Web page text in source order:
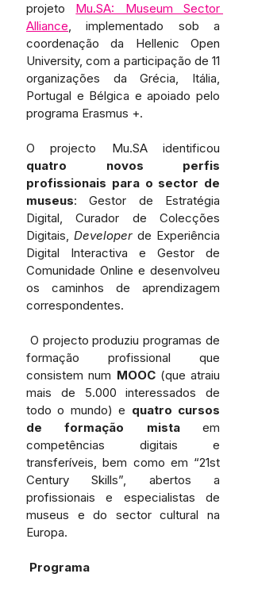
projeto Mu.SA: Museum Sector
Alliance, implementado sob a
coordenação da Hellenic Open
University, com a participação de 11
organizações da Grécia, Itália,
Portugal e Bélgica e apoiado pelo
programa Erasmus +.
quatro novos perfis
profissionais para o sector de
museus: Gestor de Estratégia
Digital, Curador de Colecções
Digitais, Developer de Experiência
Digital Interactiva e Gestor de
Comunidade Online e desenvolveu
os caminhos de aprendizagem
correspondentes.
formação profissional que
consistem num MOOC (que atraiu
mais de 5.000 interessados de
todo o mundo) e quatro cursos
de formação mista em
competências digitais e
transferíveis, bem como em “21st
Century Skills”, abertos a
profissionais e especialistas de
museus e do sector cultural na
Europa.
Programa